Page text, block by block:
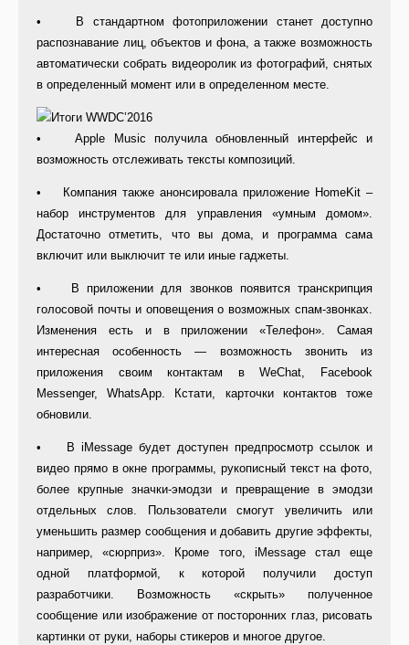
• В стандартном фотоприложении станет доступно
распознавание лиц, объектов и фона, а также возможность
автоматически собрать видеоролик из фотографий, снятых
в определенный момент или в определенном месте.
• Apple Music получила обновленный интерфейс и
возможность отслеживать тексты композиций.
• Компания также анонсировала приложение HomeKit –
набор инструментов для управления «умным домом».
Достаточно отметить, что вы дома, и программа сама
включит или выключит те или иные гаджеты.
• В приложении для звонков появится транскрипция
голосовой почты и оповещения о возможных спам-звонках.
Изменения есть и в приложении «Телефон». Самая
интересная особенность — возможность звонить из
приложения своим контактам в WeChat, Facebook
Messenger, WhatsApp. Кстати, карточки контактов тоже
обновили.
• В iMessage будет доступен предпросмотр ссылок и
видео прямо в окне программы, рукописный текст на фото,
более крупные значки-эмодзи и превращение в эмодзи
отдельных слов. Пользователи смогут увеличить или
уменьшить размер сообщения и добавить другие эффекты,
например, «сюрприз». Кроме того, iMessage стал еще
одной платформой, к которой получили доступ
разработчики. Возможность «скрыть» полученное
сообщение или изображение от посторонних глаз, рисовать
картинки от руки, наборы стикеров и многое другое.